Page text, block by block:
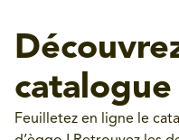
catalogue
Feuilletez en ligne le